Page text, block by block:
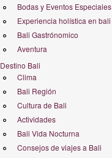
Bodas y Eventos Especiales
Experiencia holística en bali
Bali Gastrónomico
Aventura
Destino Bali
Clima
Bali Región
Cultura de Bali
Actividades
Bali Vida Nocturna
Consejos de viajes a Bali